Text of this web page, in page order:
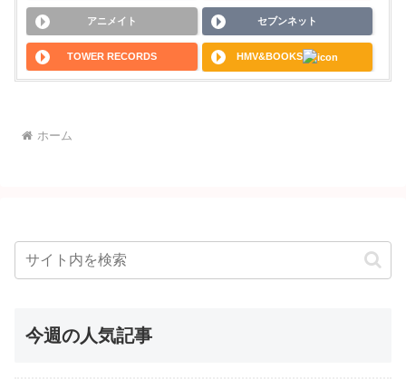
アニメイト セブンネット
TOWER RECORDS HMV&BOOKS
ホーム
今週の人気記事